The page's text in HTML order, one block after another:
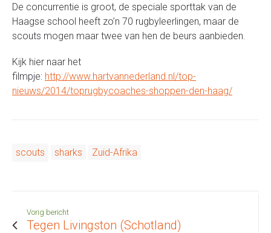
De concurrentie is groot, de speciale sporttak van de
Haagse school heeft zo’n 70 rugbyleerlingen, maar de
scouts mogen maar twee van hen de beurs aanbieden.
Kijk hier naar het
filmpje: http://www.hartvannederland.nl/top-
nieuws/2014/toprugbycoaches-shoppen-den-haag/
scouts sharks Zuid-Afrika
Vorig bericht
Tegen Livingston (Schotland)